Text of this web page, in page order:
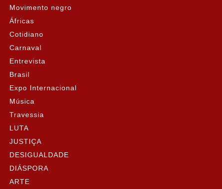
Movimento negro
Áfricas
Cotidiano
Carnaval
Entrevista
Brasil
Expo Internacional
Música
Travessia
LUTA
JUSTIÇA
DESIGUALDADE
DIÁSPORA
ARTE